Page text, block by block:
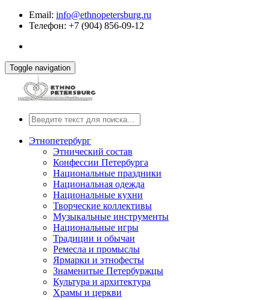
Email: info@ethnopetersburg.ru
Телефон: +7 (904) 856-09-12
Toggle navigation
Этнопетербург
Этнический состав
Конфессии Петербурга
Национальные праздники
Национальная одежда
Национальные кухни
Творческие коллективы
Музыкальные инструменты
Национальные игры
Традиции и обычаи
Ремесла и промыслы
Ярмарки и этнофесты
Знаменитые Петербуржцы
Культура и архитектура
Храмы и церкви